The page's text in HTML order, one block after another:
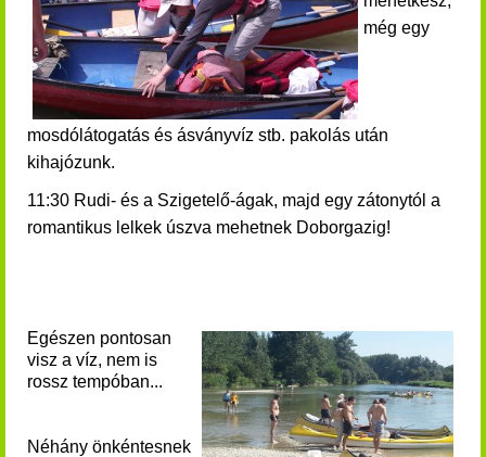
még egy
mosdólátogatás és ásványvíz stb. pakolás után
kihajózunk.
11:30 Rudi- és a Szigetelő-ágak, majd egy zátonytól a
romantikus lelkek úszva mehetnek Doborgazig!
Egészen pontosan
visz a víz, nem is
rossz tempóban...
Néhány önkéntesnek